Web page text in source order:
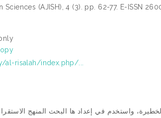
(AJISH), 4 (3). pp. 62-77. E-ISSN
al-risalah/index.php/...
واستخدم في إعداد ها البحث المنهج